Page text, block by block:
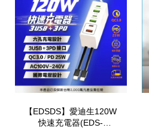
【EDSDS】愛迪生120W
快速充電器(EDS-